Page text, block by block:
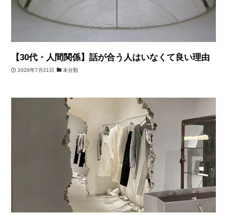
【30代・人間関係】話が合う人はいなくて良い理由
2026年7月21日 未分類